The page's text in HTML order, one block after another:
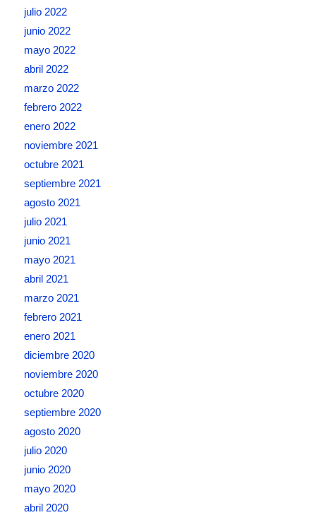
julio 2022
junio 2022
mayo 2022
abril 2022
marzo 2022
febrero 2022
enero 2022
noviembre 2021
octubre 2021
septiembre 2021
agosto 2021
julio 2021
junio 2021
mayo 2021
abril 2021
marzo 2021
febrero 2021
enero 2021
diciembre 2020
noviembre 2020
octubre 2020
septiembre 2020
agosto 2020
julio 2020
junio 2020
mayo 2020
abril 2020